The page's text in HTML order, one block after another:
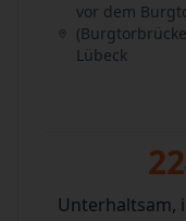
vor dem
Lübeck
22
Unterhaltsam,